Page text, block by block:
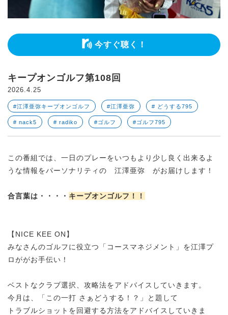
今すぐ聴く！
キープオンゴルフ第108回
2026.4.25
#江澤亜弥キープオンゴルフ #江澤亜弥 # どうする795
# nack5 # radiko #ゴルフ #ゴルフ795
この番組では、一日のプレーをいつもより少し良く出来るよ
うな情報をパーソナリティの 江澤亜弥 がお届けします！
合言葉は・・・・ キープオンゴルフ！！
【NICE KEE ON】
みなさんのゴルフに役立つ「コースマネジメント」を江澤プ
ロががお手伝い！
ベストなクラブ選択、攻略法をアドバイスしていきます。
今月は、「この一打 さぁどうする！？」と題して
トラブルショットを回避する方法をアドバイスしていきま